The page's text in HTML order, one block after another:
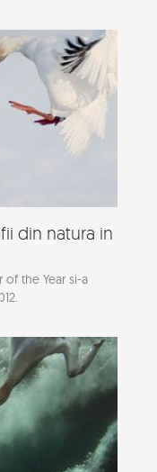
din natura in
the Year si-a